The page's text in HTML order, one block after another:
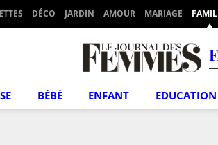
DÉCO JARDIN AMOUR MARIAGE
BÉBÉ ENFANT EDUCATION